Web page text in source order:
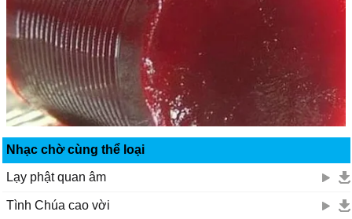
Nhạc chờ cùng thể loại
Lạy phật quan âm
Tình Chúa cao vời